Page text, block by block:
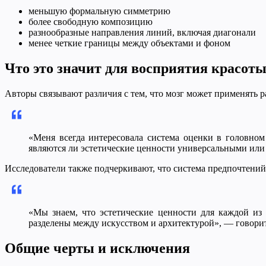
меньшую формальную симметрию
более свободную композицию
разнообразные направления линий, включая диагонали
менее четкие границы между объектами и фоном
Что это значит для восприятия красоты
Авторы связывают различия с тем, что мозг может применять
«Меня всегда интересовала система оценки в
являются ли эстетические ценности универсальными
Исследователи также подчеркивают, что система
«Мы знаем, что эстетические ценности для каждой
разделены между искусством и архитектурой», —
Общие черты и исключения